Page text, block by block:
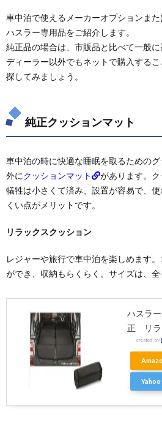
車中泊で使えるメーカーオプションま
ハスラー専用品をご紹介します。
純正品の場合は、市販品と比べて一般
ディーラー以外でもネットで購入する
探してみましょう。
純正クッションマット
車中泊の時に快適な睡眠を取るためのグ
外にクッションマット
があります。
犠牲は小さくて済み、設置が容易で、
くい点がメリットです。
リラックスクッション
レジャーや旅行で車中泊を楽しめます
ができ、収納もらくらく。サイズは、全
ハスラ
正 リラ
created by